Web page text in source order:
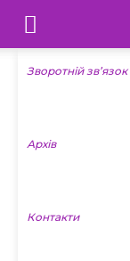
Телебачення
«Капрі»
Новини
Зворотній зв’язок
Архів
Контакти